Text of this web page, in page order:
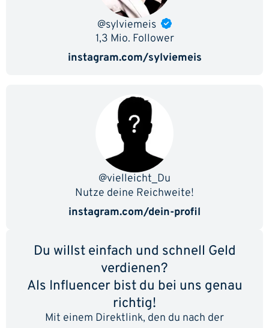
@sylviemeis
1,3 Mio. Follower
instagram.com/sylviemeis
@vielleicht_Du
Nutze deine Reichweite!
instagram.com/dein-profil
Du willst einfach und schnell Geld
verdienen?
Als Influencer bist du bei uns genau
richtig!
Mit einem Direktlink, den du nach der